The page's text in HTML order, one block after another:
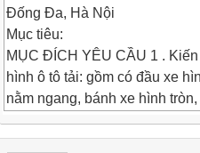
Đống Đa, Hà Nội
Mục tiêu:
MỤC ĐÍCH YÊU CẦU 1 .
hình ô tô tải: gồm có đầu xe
nằm ngang, bánh xe hình
thẳng, nét ngang, nét cong